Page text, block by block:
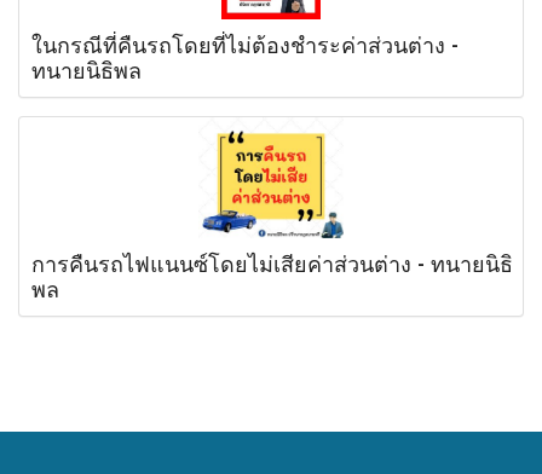
ในกรณีที่คืนรถโดยที่ไม่ต้องชำระค่าส่วนต่าง -
ทนายนิธิพล
การคืนรถไฟแนนซ์โดยไม่เสียค่าส่วนต่าง - ทนายนิธิ
พล